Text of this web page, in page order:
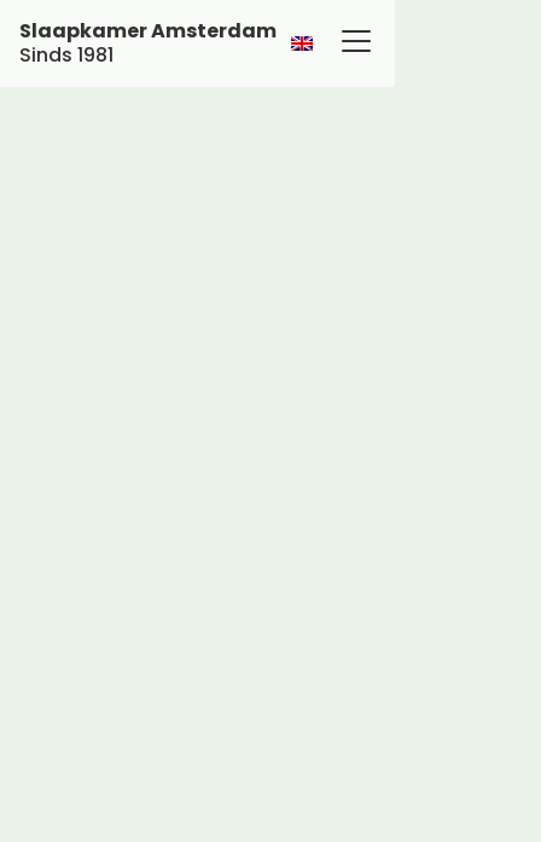
Slaapkamer Amsterdam
Sinds 1981